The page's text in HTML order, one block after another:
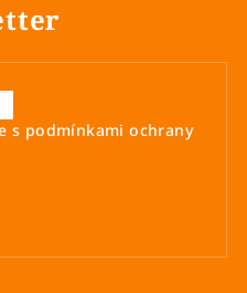
s podmínkami ochrany